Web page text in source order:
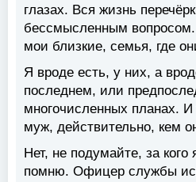
глазах. Вся жизнь
бессмысленным
мои близкие, семья, где
Я вроде есть, у них, а
последнем, или
многочисленных планах.
муж, действительно, кем
Нет, не подумайте, за
помню. Офицер службы